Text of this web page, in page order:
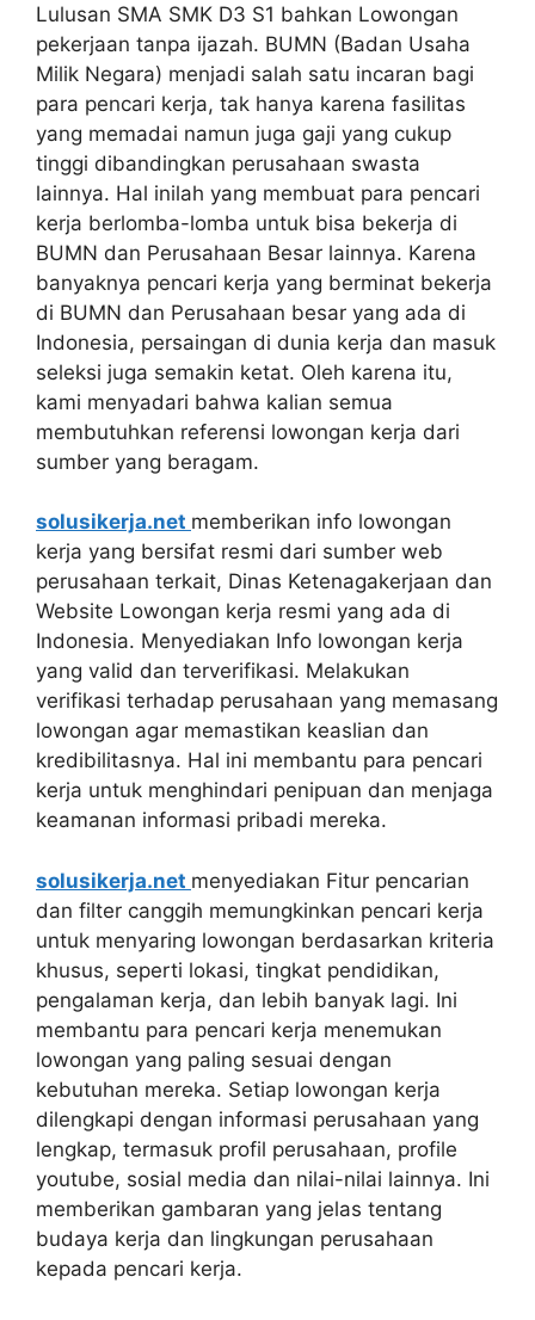
Lulusan SMA SMK D3 S1 bahkan Lowongan
pekerjaan tanpa ijazah. BUMN (Badan Usaha
Milik Negara) menjadi salah satu incaran bagi
para pencari kerja, tak hanya karena fasilitas
yang memadai namun juga gaji yang cukup
tinggi dibandingkan perusahaan swasta
lainnya. Hal inilah yang membuat para pencari
kerja berlomba-lomba untuk bisa bekerja di
BUMN dan Perusahaan Besar lainnya. Karena
banyaknya pencari kerja yang berminat bekerja
di BUMN dan Perusahaan besar yang ada di
Indonesia, persaingan di dunia kerja dan masuk
seleksi juga semakin ketat. Oleh karena itu,
kami menyadari bahwa kalian semua
membutuhkan referensi lowongan kerja dari
sumber yang beragam.
solusikerja.net memberikan info lowongan
kerja yang bersifat resmi dari sumber web
perusahaan terkait, Dinas Ketenagakerjaan dan
Website Lowongan kerja resmi yang ada di
Indonesia. Menyediakan Info lowongan kerja
yang valid dan terverifikasi. Melakukan
verifikasi terhadap perusahaan yang memasang
lowongan agar memastikan keaslian dan
kredibilitasnya. Hal ini membantu para pencari
kerja untuk menghindari penipuan dan menjaga
keamanan informasi pribadi mereka.
solusikerja.net menyediakan Fitur pencarian
dan filter canggih memungkinkan pencari kerja
untuk menyaring lowongan berdasarkan kriteria
khusus, seperti lokasi, tingkat pendidikan,
pengalaman kerja, dan lebih banyak lagi. Ini
membantu para pencari kerja menemukan
lowongan yang paling sesuai dengan
kebutuhan mereka. Setiap lowongan kerja
dilengkapi dengan informasi perusahaan yang
lengkap, termasuk profil perusahaan, profile
youtube, sosial media dan nilai-nilai lainnya. Ini
memberikan gambaran yang jelas tentang
budaya kerja dan lingkungan perusahaan
kepada pencari kerja.